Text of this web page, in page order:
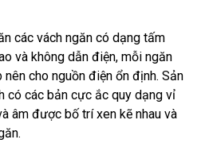
các vách ngăn có dạng tấm
và không dẫn điện, mỗi ngăn
cho nguồn điện ổn định. Sản
có các bản cực ắc quy dạng vỉ
âm được bố trí xen kẽ nhau và